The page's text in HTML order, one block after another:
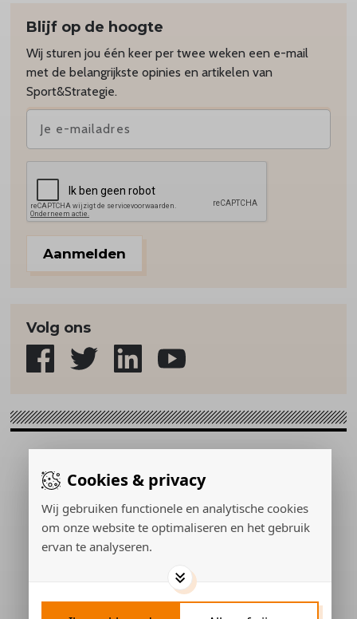
Cookies & privacy
Wij gebruiken functionele en analytische cookies
om onze website te optimaliseren en het gebruik
ervan te analyseren.
Blijf op de hoogte
Wij sturen jou één keer per twee weken een e-mail
met de belangrijkste opinies en artikelen van
Sport&Strategie.
Aanmelden
Volg ons
Gerealiseerd door:
PRIVACY POLICY
COOKIES